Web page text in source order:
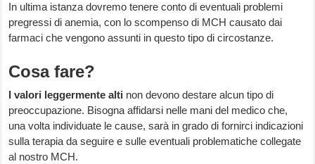
In ultima istanza dovremo tenere conto di eventuali problemi
pregressi di anemia, con lo scompenso di MCH causato dai
farmaci che vengono assunti in questo tipo di circostanze.
Cosa fare?
I valori leggermente alti non devono destare alcun tipo di
preoccupazione. Bisogna affidarsi nelle mani del medico che,
una volta individuate le cause, sarà in grado di fornirci indicazioni
sulla terapia da seguire e sulle eventuali problematiche collegate
al nostro MCH.